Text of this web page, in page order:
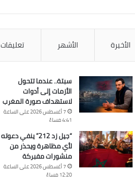
الأخيرة الأشهر تعليقات
سبتة.. عندما تتحول
الأزمات إلى أدوات
لاستهداف صورة المغرب
7 أغسطس 2026 على الساعة
4:41 مساءً
“جيل زد 212” ينفي دعوته
لأي مظاهرة ويحذر من
منشورات مفبركة
7 أغسطس 2026 على الساعة
12:20 مساءً